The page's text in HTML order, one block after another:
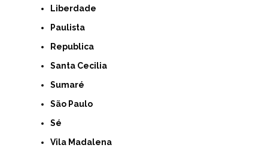
Liberdade
Paulista
Republica
Santa Cecilia
Sumaré
São Paulo
Sé
Vila Madalena